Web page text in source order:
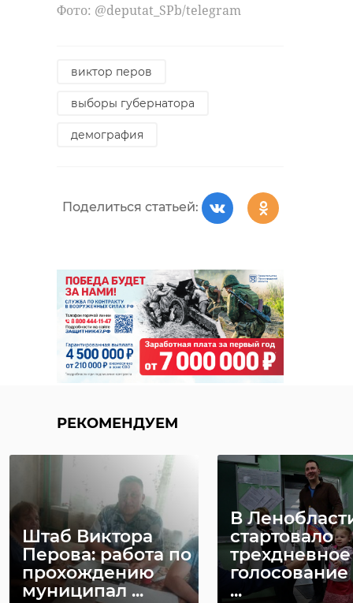
Фото: @deputat_SPb/telegram
виктор перов
выборы губернатора
демография
Поделиться статьей:
РЕКОМЕНДУЕМ
Штаб Виктора
Перова: работа по
прохождению
муниципал ...
В
стартовало
трехдневное
голосование
...